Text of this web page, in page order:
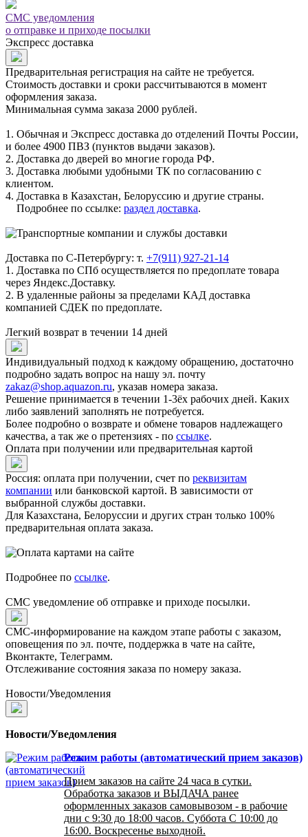
СМС уведомления
о отправке и приходе посылки
Экспресс доставка
Предварительная регистрация на сайте не требуется.
Стоимость доставки и сроки рассчитываются в момент
оформления заказа.
Минимальная сумма заказа 2000 рублей.
1. Обычная и Экспресс доставка до отделений Почты России,
и более 4900 ПВЗ (пунктов выдачи заказов).
2. Доставка до дверей во многие города РФ.
3. Доставка любыми удобными ТК по согласованию с
клиентом.
4. Доставка в Казахстан, Белоруссию и другие страны.
Подробнее по ссылке: раздел доставка.
Доставка по С-Петербургу: т. +7(911) 927-21-14
1. Доставка по СПб осуществляется по предоплате товара
через Яндекс.Доставку.
2. В удаленные районы за пределами КАД доставка
компанией СДЕК по предоплате.
Легкий возврат в течении 14 дней
Индивидуальный подход к каждому обращению, достаточно
подробно задать вопрос на нашу эл. почту
zakaz@shop.aquazon.ru, указав номера заказа.
Решение принимается в течении 1-3ёх рабочих дней. Каких
либо заявлений заполнять не потребуется.
Более подробно о возврате и обмене товаров надлежащего
качества, а так же о претензиях - по ссылке.
Оплата при получении или предварительная картой
Россия: оплата при получении, счет по реквизитам
компании или банковской картой. В зависимости от
выбранной службы доставки.
Для Казахстана, Белоруссии и других стран только 100%
предварительная оплата заказа.
Подробнее по ссылке.
СМС уведомление об отправке и приходе посылки.
СМС-информирование на каждом этапе работы с заказом,
оповещения по эл. почте, поддержка в чате на сайте,
Вконтакте, Телеграмм.
Отслеживание состояния заказа по номеру заказа.
Новости/Уведомления
Новости/Уведомления
Режим работы (автоматический прием заказов)
Прием заказов на сайте 24 часа в сутки.
Обработка заказов и ВЫДАЧА ранее
оформленных заказов самовывозом - в рабочие
дни с 9:30 до 18:00 часов. Суббота С 10:00 до
16:00. Воскресенье выходной.